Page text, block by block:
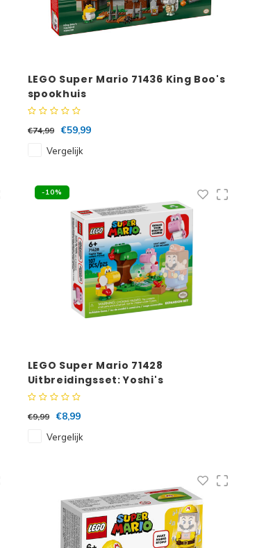
LEGO Super Mario 71436 King Boo's
spookhuis
€74,99
€59,99
Vergelijk
-10%
LEGO Super Mario 71428
Uitbreidingsset: Yoshi's
eigenaardige woud
€9,99
€8,99
Vergelijk